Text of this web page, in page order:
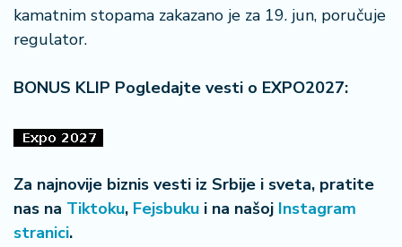
kamatnim stopama zakazano je za 19. jun, poručuje
regulator.
BONUS KLIP Pogledajte vesti o EXPO2027:
Za najnovije biznis vesti iz Srbije i sveta, pratite
nas na Tiktoku, Fejsbuku i na našoj Instagram
stranici.